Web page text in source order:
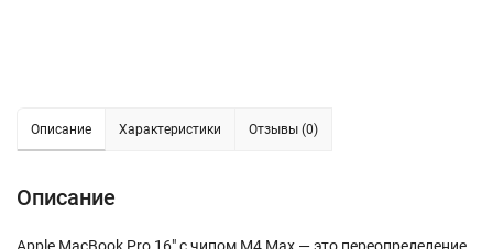
Описание Характеристики Отзывы (0)
Описание
Apple MacBook Pro 16" с чипом M4 Max — это переопределение